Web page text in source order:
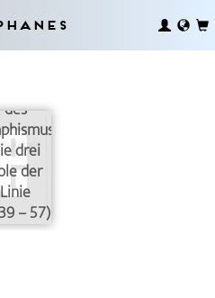
des
drei
der
Linie
– 57)